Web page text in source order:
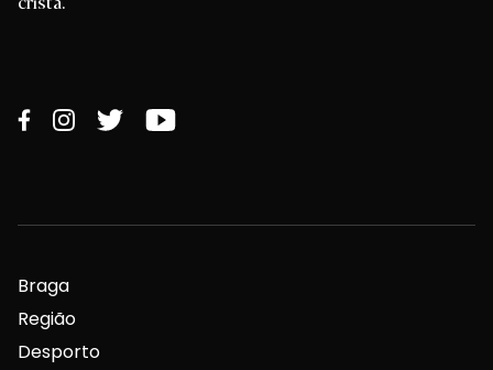
Braga
Região
Desporto